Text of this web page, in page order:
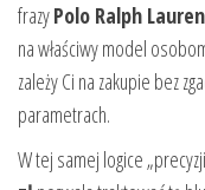
frazyPolo Ralph
na właściwy model
zależy Ci na zakupie bez
parametrach.
W tej samej logice